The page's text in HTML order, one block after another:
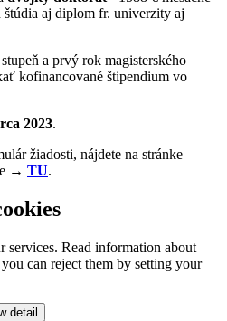
aj diplom fr. univerzity aj
a prvý rok magisterského
kofinancované štipendium vo
2023.
žiadosti, nájdete na stránke
→ TU.
services. Read information about
can reject them by setting your
detail